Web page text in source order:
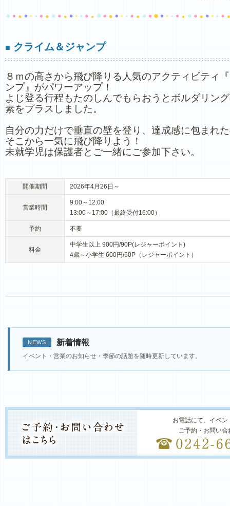
■ クライム＆ジャンプ
８ｍの高さから飛び降りる人気のアクティビティ
ンプ』がパワーアップ！
よじ登る行程もたのしんでもらおうとボルダリン
素をプラスしました。
自分の力だけで垂直の壁を登り、達成感に包まれ
そこから一気に飛び降りよう！
未就学児は保護者とご一緒にご参加下さい。
開催期間 2026年4月26日～
営業時間
9:00～12:00
13:00～17:00（最終受付16:00）
予約 不要
料金
中学生以上 900円/90P(レジャーポイント)
4歳～小学生 600円/60P（レジャーポイント）
NEWS 新着情報
イベント・営業のお知らせ・季節の話題を随時更新しています。
お電話にて、イベ
ご予約・お問い